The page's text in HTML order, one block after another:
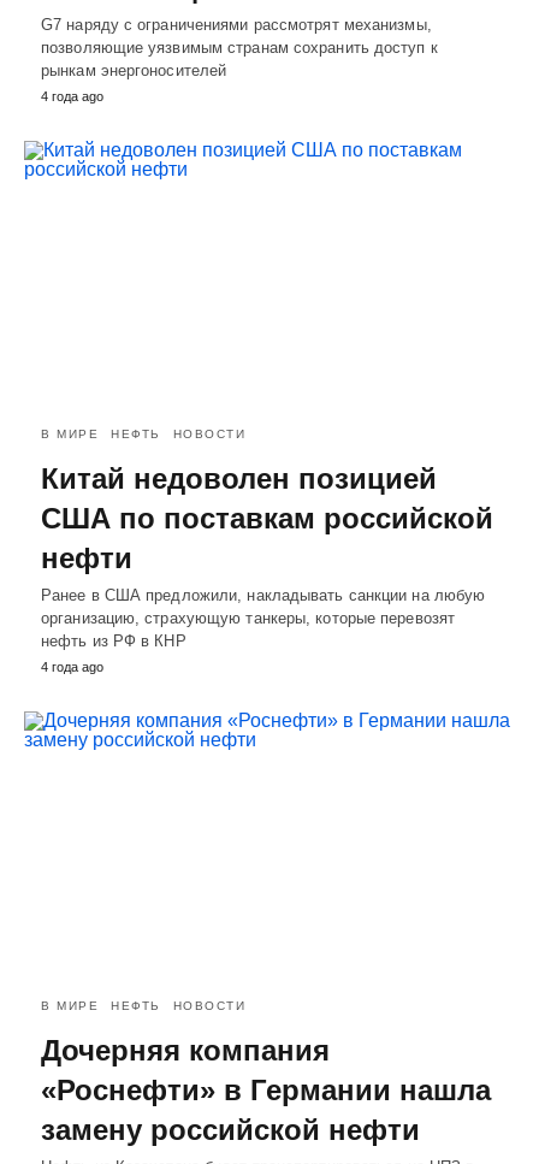
G7 наряду с ограничениями рассмотрят механизмы,
позволяющие уязвимым странам сохранить доступ к
рынкам энергоносителей
4 года ago
В МИРЕ НЕФТЬ НОВОСТИ
Китай недоволен позицией
США по поставкам российской
нефти
Ранее в США предложили, накладывать санкции на любую
организацию, страхующую танкеры, которые перевозят
нефть из РФ в КНР
4 года ago
В МИРЕ НЕФТЬ НОВОСТИ
Дочерняя компания
«Роснефти» в Германии нашла
замену российской нефти